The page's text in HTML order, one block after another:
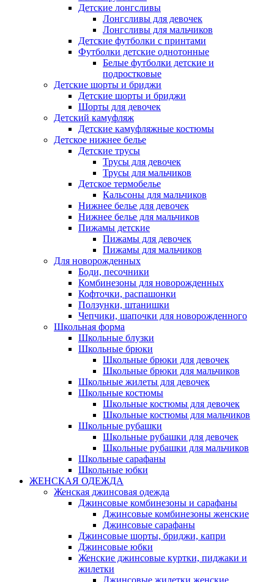
Детские лонгсливы
Лонгсливы для девочек
Лонгсливы для мальчиков
Детские футболки с принтами
Футболки детские однотонные
Белые футболки детские и
подростковые
Детские шорты и бриджи
Детские шорты и бриджи
Шорты для девочек
Детский камуфляж
Детские камуфляжные костюмы
Детское нижнее белье
Детские трусы
Трусы для девочек
Трусы для мальчиков
Детское термобелье
Кальсоны для мальчиков
Нижнее белье для девочек
Нижнее белье для мальчиков
Пижамы детские
Пижамы для девочек
Пижамы для мальчиков
Для новорожденных
Боди, песочники
Комбинезоны для новорожденных
Кофточки, распашонки
Ползунки, штанишки
Чепчики, шапочки для новорожденного
Школьная форма
Школьные блузки
Школьные брюки
Школьные брюки для девочек
Школьные брюки для мальчиков
Школьные жилеты для девочек
Школьные костюмы
Школьные костюмы для девочек
Школьные костюмы для мальчиков
Школьные рубашки
Школьные рубашки для девочек
Школьные рубашки для мальчиков
Школьные сарафаны
Школьные юбки
ЖЕНСКАЯ ОДЕЖДА
Женская джинсовая одежда
Джинсовые комбинезоны и сарафаны
Джинсовые комбинезоны женские
Джинсовые сарафаны
Джинсовые шорты, бриджи, капри
Джинсовые юбки
Женские джинсовые куртки, пиджаки и
жилетки
Джинсовые жилетки женские